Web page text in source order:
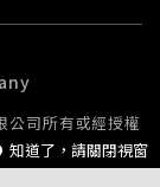
知道了，請關閉視窗
公司所有或經授權
或公開傳輸。